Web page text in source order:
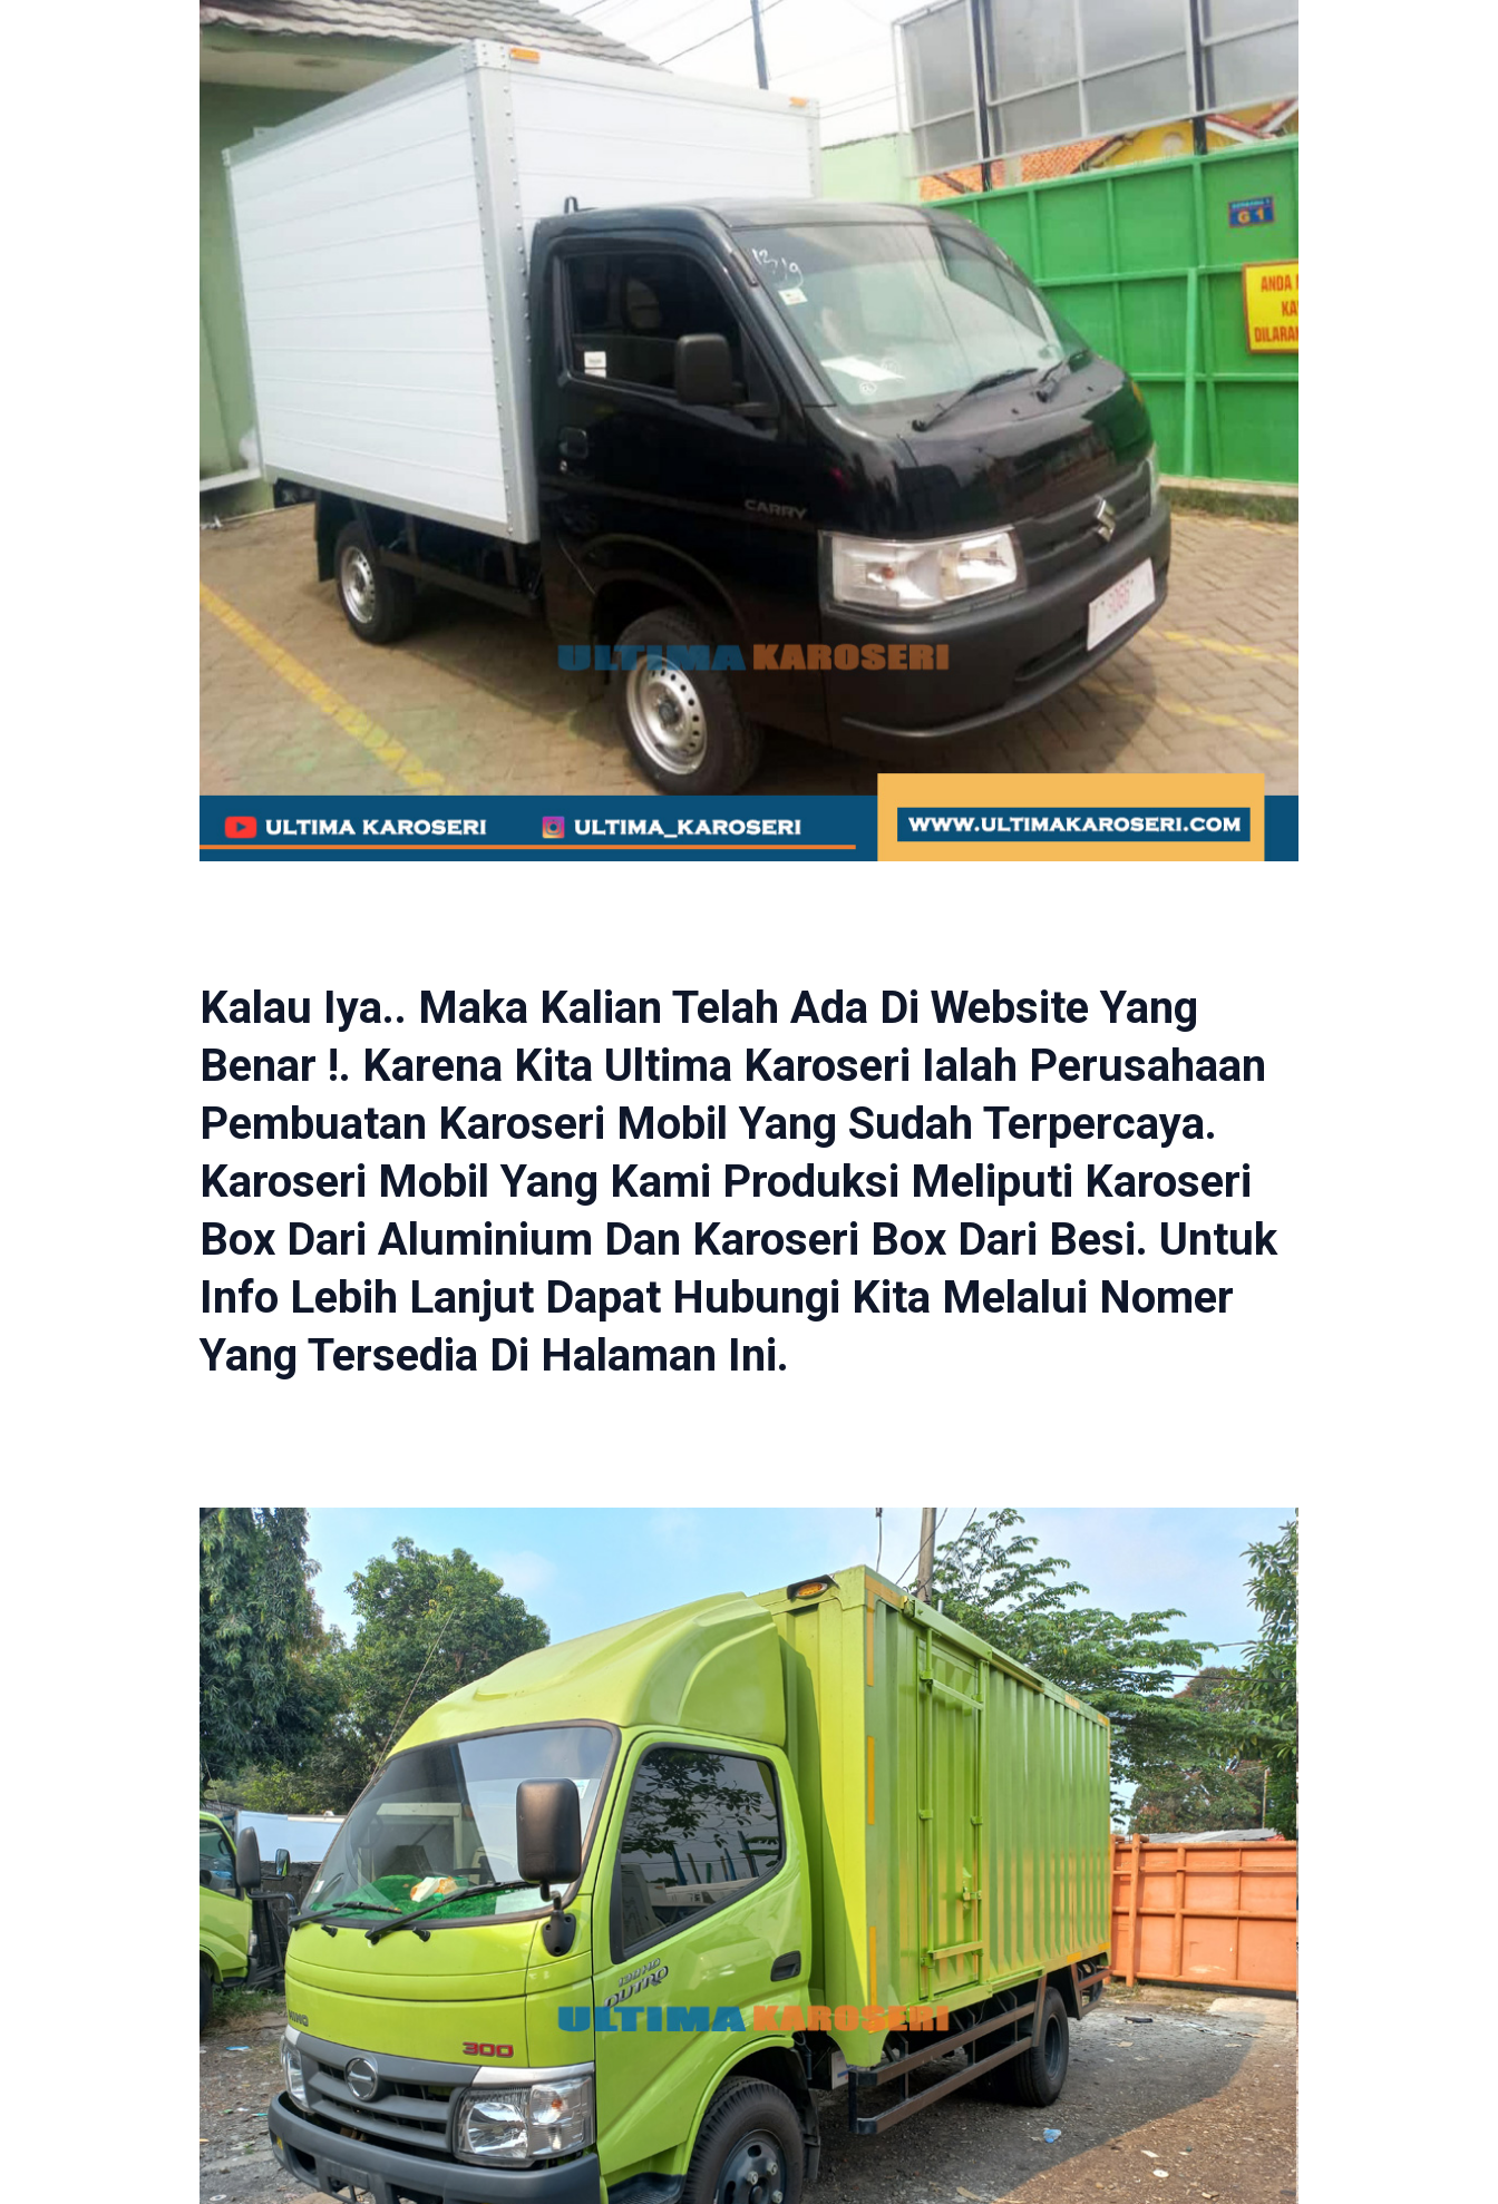
Kalau Iya.. Maka Kalian Telah Ada Di Website Yang
Benar !. Karena Kita Ultima Karoseri Ialah Perusahaan
Pembuatan Karoseri Mobil Yang Sudah Terpercaya.
Karoseri Mobil Yang Kami Produksi Meliputi Karoseri
Box Dari Aluminium Dan Karoseri Box Dari Besi. Untuk
Info Lebih Lanjut Dapat Hubungi Kita Melalui Nomer
Yang Tersedia Di Halaman Ini.